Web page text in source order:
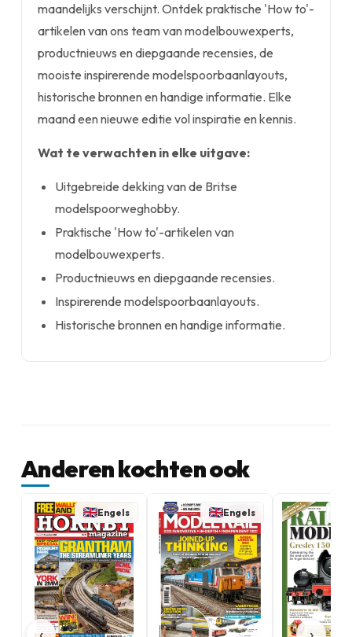
maandelijks verschijnt. Ontdek praktische 'How to'-
artikelen van ons team van modelbouwexperts,
productnieuws en diepgaande recensies, de
mooiste inspirerende modelspoorbaanlayouts,
historische bronnen en handige informatie. Elke
maand een nieuwe editie vol inspiratie en kennis.
Wat te verwachten in elke uitgave:
Uitgebreide dekking van de Britse
modelspoorweghobby.
Praktische 'How to'-artikelen van
modelbouwexperts.
Productnieuws en diepgaande recensies.
Inspirerende modelspoorbaanlayouts.
Historische bronnen en handige informatie.
Anderen kochten ook
Engels Engels